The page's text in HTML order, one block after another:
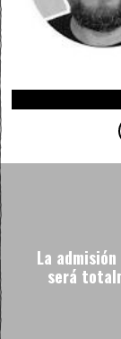
La
será